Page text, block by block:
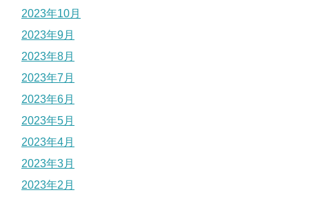
2023年10月
2023年9月
2023年8月
2023年7月
2023年6月
2023年5月
2023年4月
2023年3月
2023年2月